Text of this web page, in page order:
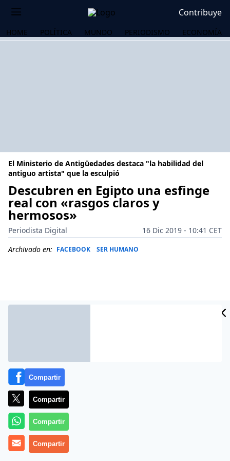
Contribuye
HOME POLÍTICA MUNDO PERIODISMO ECONOMÍA
El Ministerio de Antigüedades destaca "la habilidad del
antiguo artista" que la esculpió
Descubren en Egipto una esfinge
real con «rasgos claros y
hermosos»
Periodista Digital
16 Dic 2019 - 10:41 CET
Archivado en: FACEBOOK SER HUMANO
Más información
Compartir
Compartir
Compartir
Compartir